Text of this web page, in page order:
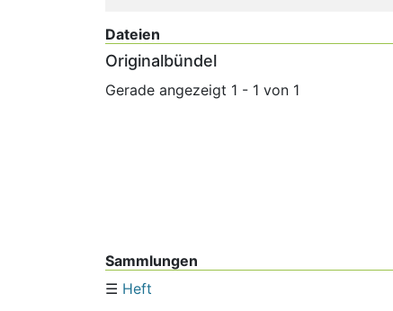
Dateien
Originalbündel
Gerade angezeigt 1 - 1 von 1
Sammlungen
Heft